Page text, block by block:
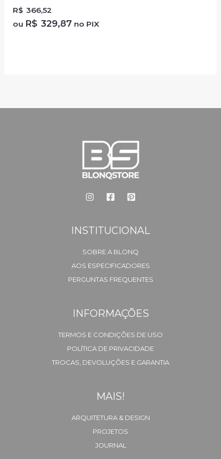
R$ 366,52
ou R$ 329,87 no PIX
INSTITUCIONAL
SOBRE A BLONQ
AOS ESPECIFICADORES
PERGUNTAS FREQUENTES
INFORMAÇÕES
TERMOS E CONDIÇÕES DE USO
POLÍTICA DE PRIVACIDADE
TROCAS, DEVOLUÇÕES E GARANTIA
MAIS!
ARQUITETURA & DESIGN
PROJETOS
JOURNAL